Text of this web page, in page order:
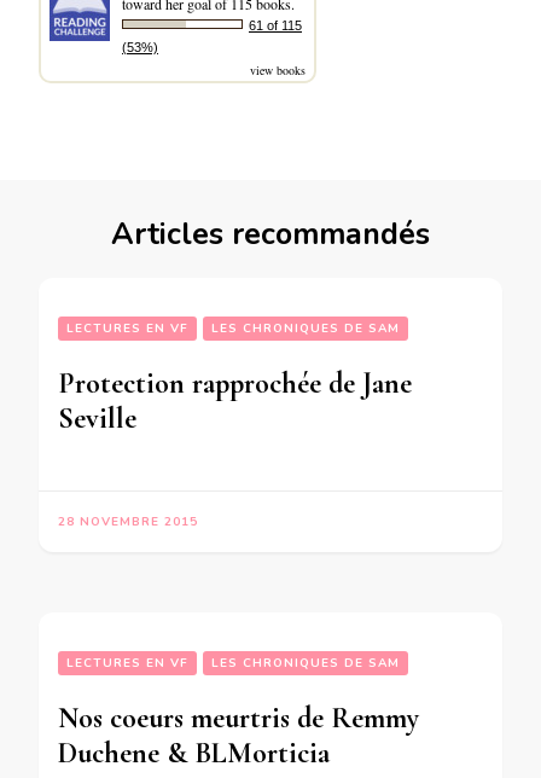
toward her goal of 115 books.
61 of 115
(53%)
view books
Articles recommandés
LECTURES EN VF LES CHRONIQUES DE SAM
Protection rapprochée de Jane
Seville
28 NOVEMBRE 2015
LECTURES EN VF LES CHRONIQUES DE SAM
Nos coeurs meurtris de Remmy
Duchene & BLMorticia